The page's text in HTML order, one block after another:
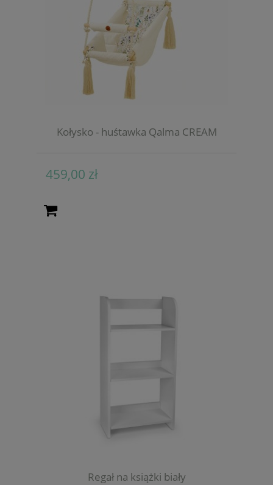
Kołysko - huśtawka Qalma CREAM
459,00 zł
Regał na książki biały